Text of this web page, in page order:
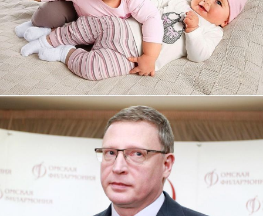
Увеличили выручку интернет-
магазину topdatop.ru на 25%!
Смотреть проект
Сайт кандидата в губернаторы
Буркова Александра Леонидовича